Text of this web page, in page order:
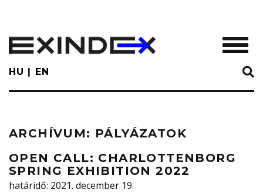
main
content
HU EN
ARCHÍVUM: PÁLYÁZATOK
OPEN CALL: CHARLOTTENBORG
SPRING EXHIBITION 2022
határidő: 2021. december 19.